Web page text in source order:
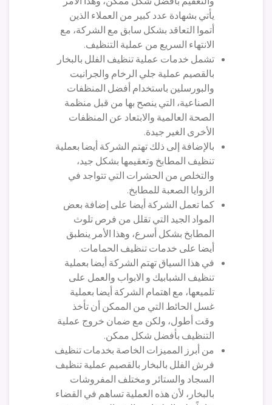
يأتي بشهادة عدد كبير من العملاء الذين
أتموا التعاقد بشكل سابق مع الشركة، مع
الانتهاء السريع من عملية التنظيف.
تشمل خدمات عملية تنظيف الفلل بالبخار
بالقصيم عملية جلي الرخام والجرانيت
والبورسلين باستخدام أفضل المنظفات
الصناعية، التي ينصح بها من قبل منظمة
الصحة العالمية والابتعاد عن المنظفات
الأخرى الغير جيدة.
بالإضافة إلى ذلك تهتم الشركة أيضا بعملية
تنظيف المطابخ وتعقيمها بشكل جيد،
والتخلص من الحشرات التي تتواجد في
الزوايا الصعبة للمطابخ.
كما تعمل الشركة أيضا على إضافة بعض
المواد الجيد التي تقلل من فرص تلوث
المطابخ بشكل أسرع، وهذا الأمر ينطبق
أيضا على خدمات تنظيف الحمامات.
في هذا السياق تهتم الشركة أيضا بعملية
تنظيف الشبابيك و الابواب والعمل على
تلميعها، مع اهتمام الشركة أيضا بعملية
غسل الحائط التي من الممكن أن تأخذ
وقت أطول، ولكن مع ضمان خروج عملية
التنظيف بأفضل شكل ممكن.
من أبرز المميزات الخاصة بخدمات تنظيف
فرش الفلل بالبخار بالقصيم عملية تنظيف
السجاد والستائر ومختلف المفروشات
بالبخار، لأن هذه العملية تساهم في القضاء